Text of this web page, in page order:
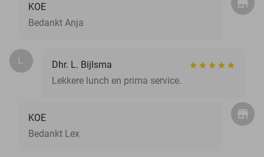
KOE
Bedankt Anja
L.
Dhr. L. Bijlsma
Lekkere lunch en prima service.
KOE
Bedankt Lex